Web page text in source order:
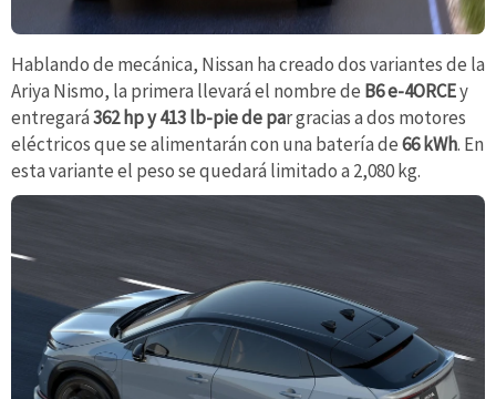
Hablando de mecánica, Nissan ha creado dos variantes de la
Ariya Nismo, la primera llevará el nombre de B6 e-4ORCEy
entregará362 hp y 413 lb-pie de par gracias a dos motores
eléctricos que se alimentarán con una batería de66 kWh. En
esta variante el peso se quedará limitado a 2,080 kg.